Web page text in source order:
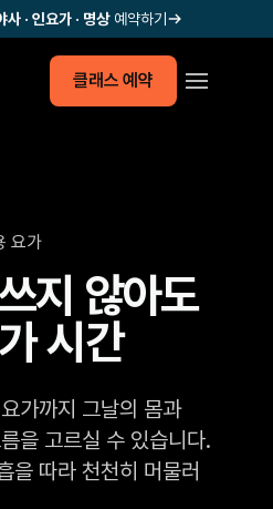
사 · 인요가 · 명상 예약하기
클래스 예약
요가
지 않아도
시간
가까지 그날의 몸과
을 고르실 수 있습니다.
을 따라 천천히 머물러